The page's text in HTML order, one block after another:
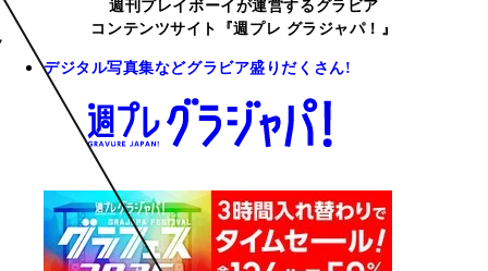
週刊プレイボーイが運営するグラビア
コンテンツサイト『週プレ グラジャパ！』
デジタル写真集などグラビア盛りだくさん!